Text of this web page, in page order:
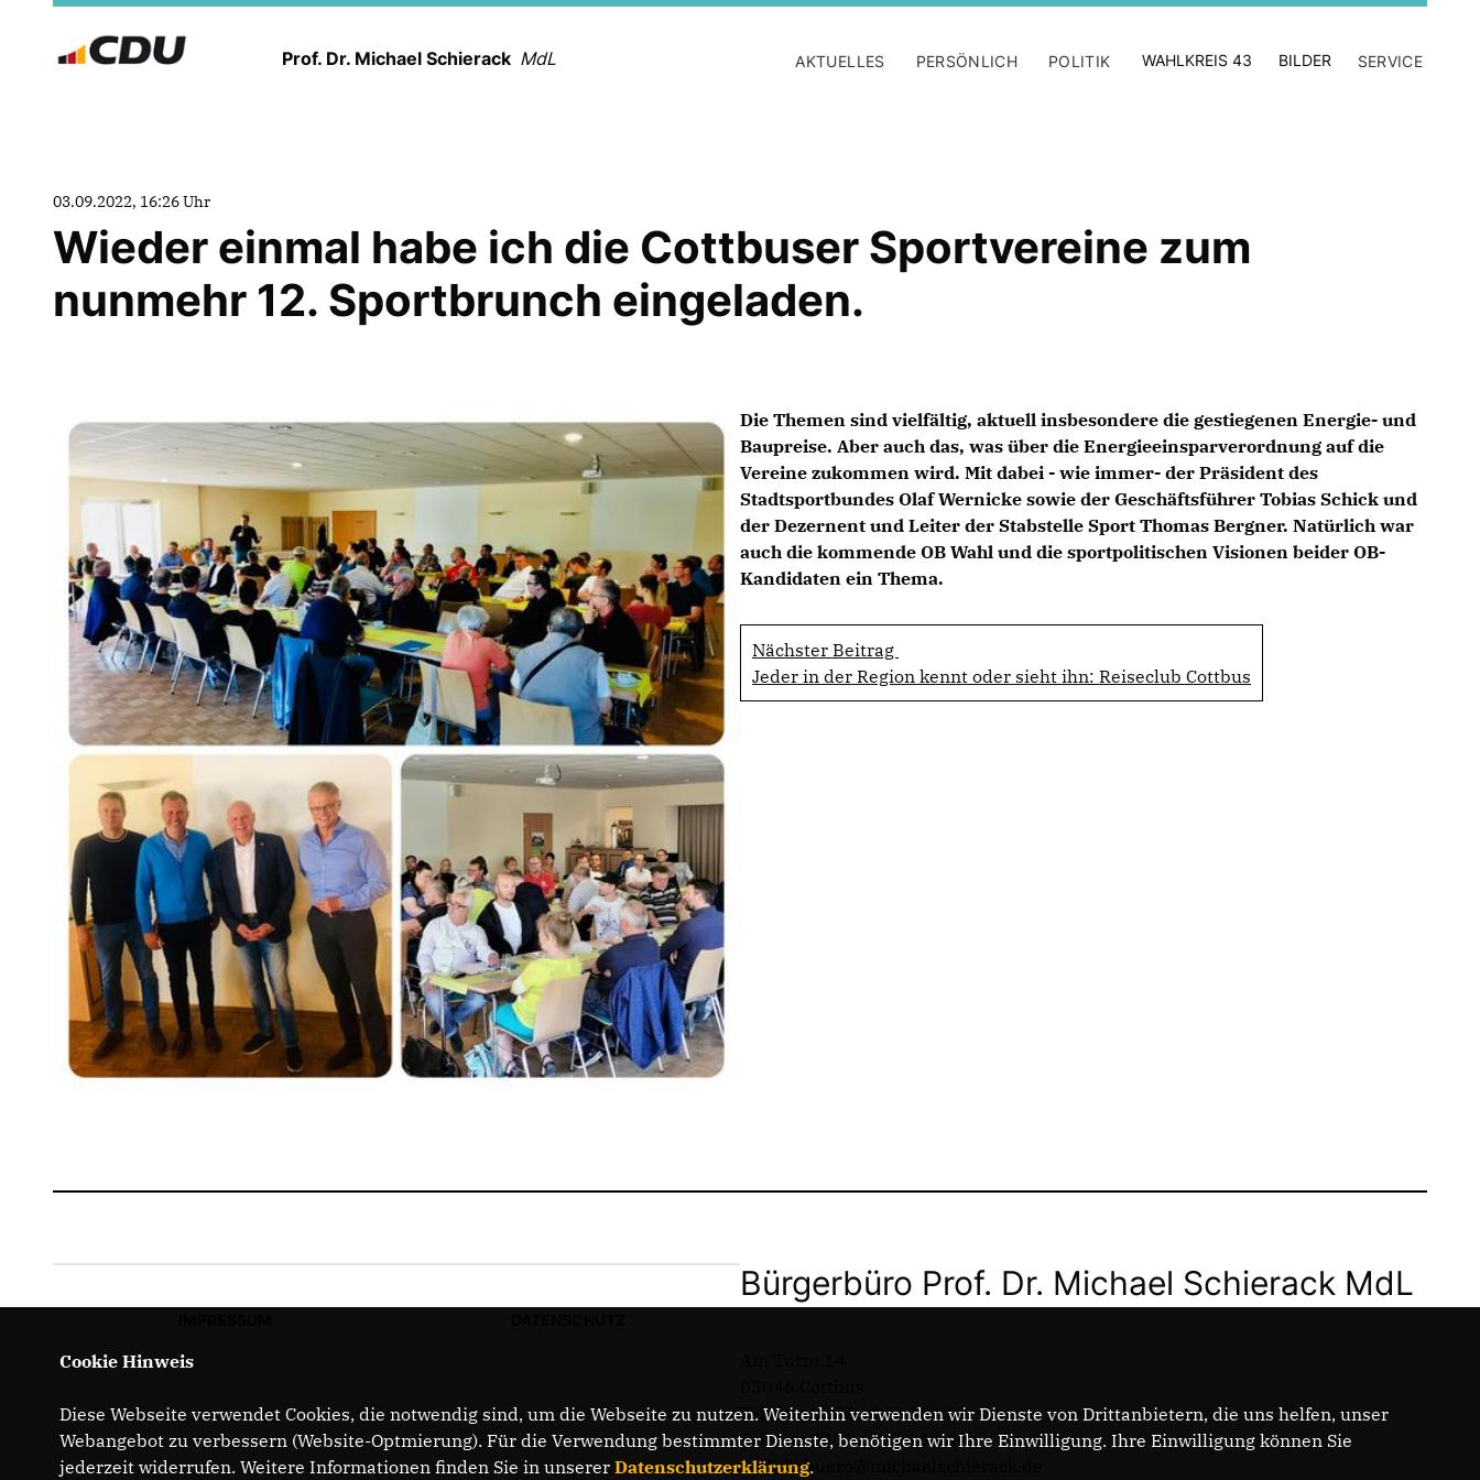
Prof. Dr. Michael Schierack MdL AKTUELLES PERSÖNLICH POLITIK WAHLKREIS 43 BILDER SERVICE
03.09.2022, 16:26 Uhr
Wieder einmal habe ich die Cottbuser Sportvereine zum
nunmehr 12. Sportbrunch eingeladen.
Die Themen sind vielfältig, aktuell insbesondere die gestiegenen Energie- und
Baupreise. Aber auch das, was über die Energieeinsparverordnung auf die
Vereine zukommen wird. Mit dabei - wie immer- der Präsident des
Stadtsportbundes Olaf Wernicke sowie der Geschäftsführer Tobias Schick und
der Dezernent und Leiter der Stabstelle Sport Thomas Bergner. Natürlich war
auch die kommende OB Wahl und die sportpolitischen Visionen beider OB-
Kandidaten ein Thema.
Nächster Beitrag
Jeder in der Region kennt oder sieht ihn: Reiseclub Cottbus
Bürgerbüro Prof. Dr. Michael Schierack MdL
Telefon: 0355 / 289 162 38
Telefax: 0355 / 289 162 39
E-Mail: buero@michaelschierack.de
Cookie Hinweis
Diese Webseite verwendet Cookies, die notwendig sind, um die Webseite zu nutzen. Weiterhin verwenden wir Dienste von Drittanbietern, die uns helfen, unser
Webangebot zu verbessern (Website-Optmierung). Für die Verwendung bestimmter Dienste, benötigen wir Ihre Einwilligung. Ihre Einwilligung können Sie
jederzeit widerrufen. Weitere Informationen finden Sie in unserer Datenschutzerklärung.